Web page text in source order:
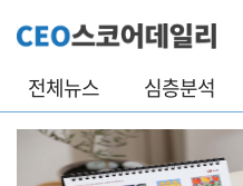
전체뉴스 심층분석